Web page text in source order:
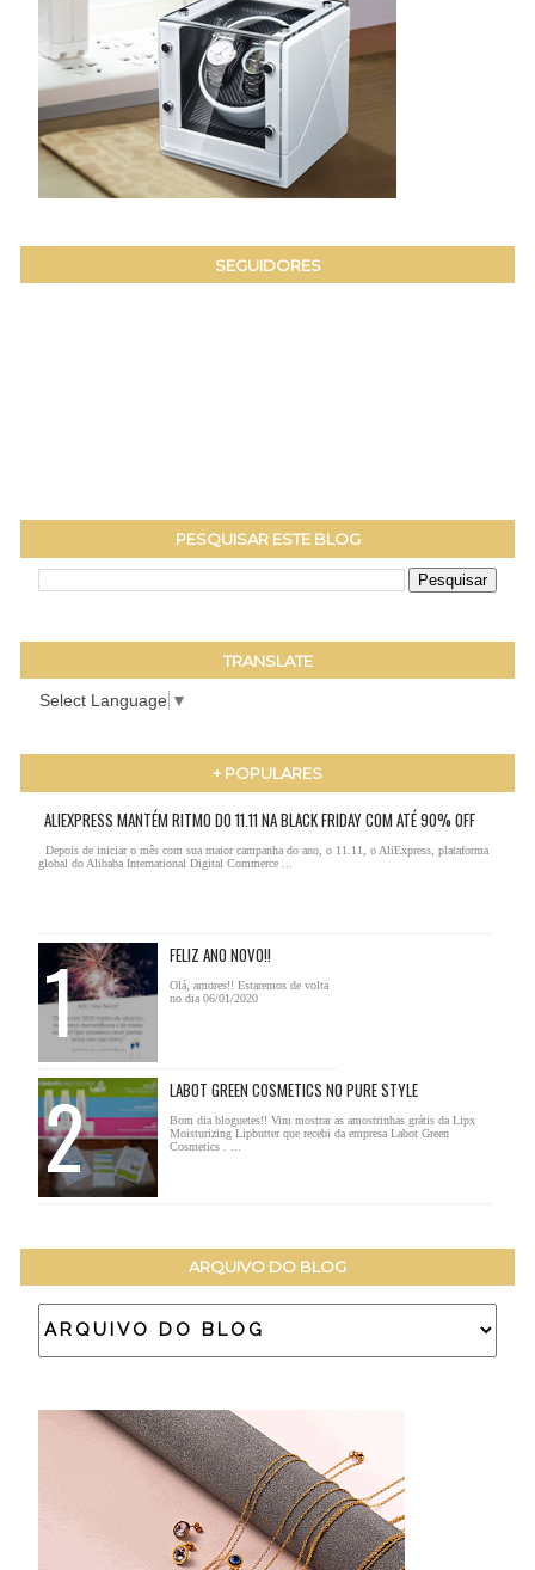
SEGUIDORES
PESQUISAR ESTE BLOG
TRANSLATE
Select Language ▼
+ POPULARES
ALIEXPRESS MANTÉM RITMO DO 11.11 NA BLACK FRIDAY COM ATÉ 90% OFF
Depois de iniciar o mês com sua maior campanha do ano, o 11.11, o AliExpress, plataforma
global do Alibaba International Digital Commerce ...
FELIZ ANO NOVO!!
Olá, amores!! Estaremos de volta
no dia 06/01/2020
LABOT GREEN COSMETICS NO PURE STYLE
Bom dia bloguetes!! Vim mostrar as amostrinhas grátis da Lipx
Moisturizing Lipbutter que recebi da empresa Labot Green
Cosmetics . ...
ARQUIVO DO BLOG